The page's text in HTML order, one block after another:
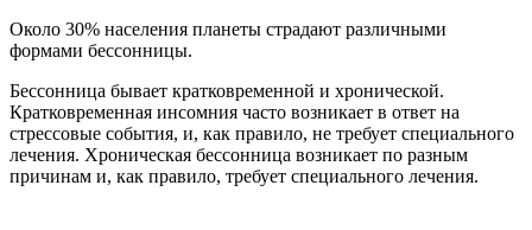
Около 30% населения планеты страдают различными
формами бессонницы.
Бессонница бывает кратковременной и хронической.
Кратковременная инсомния часто возникает в ответ на
стрессовые события, и, как правило, не требует специального
лечения. Хроническая бессонница возникает по разным
причинам и, как правило, требует специального лечения.